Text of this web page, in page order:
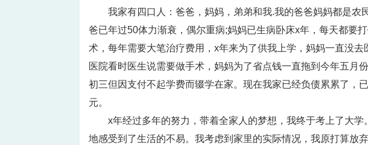
我家有四口人：爸爸，妈妈，弟弟和我.我的爸爸妈妈都是农
爸已年过50体力渐衰，偶尔重病;妈妈已生病卧床x年，每天都要
术，每年需要大笔治疗费用，x年来为了供我上学，妈妈一直没去
医院看时医生说需要做手术，妈妈为了省点钱一直拖到今年五月
初三但因支付不起学费而辍学在家。现在我家已经负债累累了，
元。
x年经过多年的努力，带着全家人的梦想，我终于考上了大
地感受到了生活的不易。我考虑到家里的实际情况，我原打算放